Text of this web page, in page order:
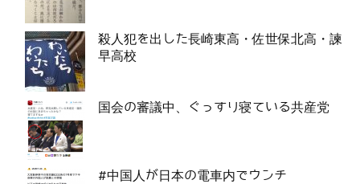
殺人犯を出した長崎東高・佐世保北高・諫
早高校
国会の審議中、ぐっすり寝ている共産党
#中国人が日本の電車内でウンチ